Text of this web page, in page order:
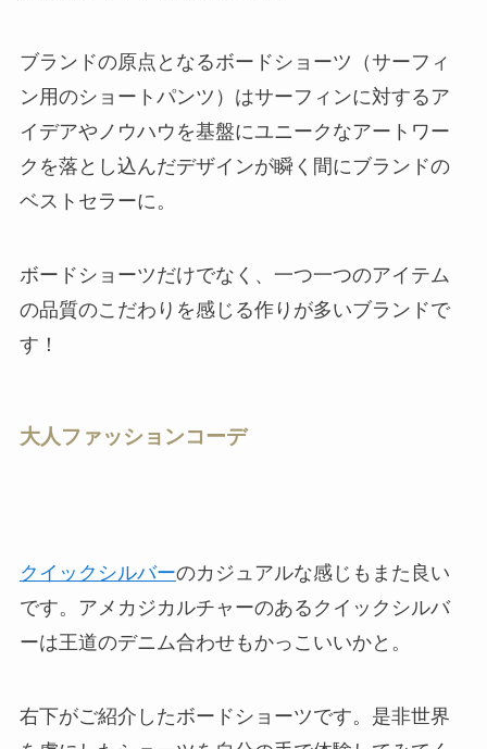
ブランドの原点となるボードショーツ（サーフィ
ン用のショートパンツ）はサーフィンに対するア
イデアやノウハウを基盤にユニークなアートワー
クを落とし込んだデザインが瞬く間にブランドの
ベストセラーに。
ボードショーツだけでなく、一つ一つのアイテム
の品質のこだわりを感じる作りが多いブランドで
す！
大人ファッションコーデ
クイックシルバーのカジュアルな感じもまた良い
です。アメカジカルチャーのあるクイックシルバ
ーは王道のデニム合わせもかっこいいかと。
右下がご紹介したボードショーツです。是非世界